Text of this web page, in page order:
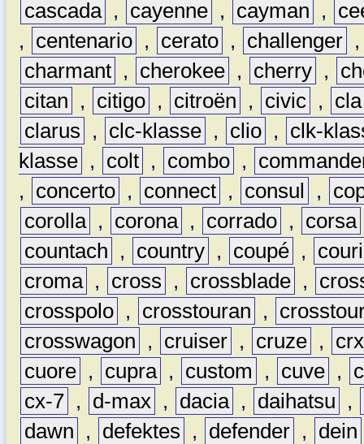
cascada , cayenne , cayman ,
,
centenario , cerato , challenger
charmant , cherokee , cherry ,
citan
, citigo , citroën , civic ,
cla
clarus
, clc-klasse , clio ,
clk-
klasse , colt , combo ,
,
concerto , connect , consul ,
corolla , corona , corrado , corsa
countach
, country , coupé ,
croma , cross , crossblade ,
crosspolo , crosstouran ,
crosswagon
, cruiser , cruze ,
crx
cuore , cupra , custom , cuve ,
cx-7 , d-max , dacia , daihatsu
,
dawn
, defektes , defender , dein